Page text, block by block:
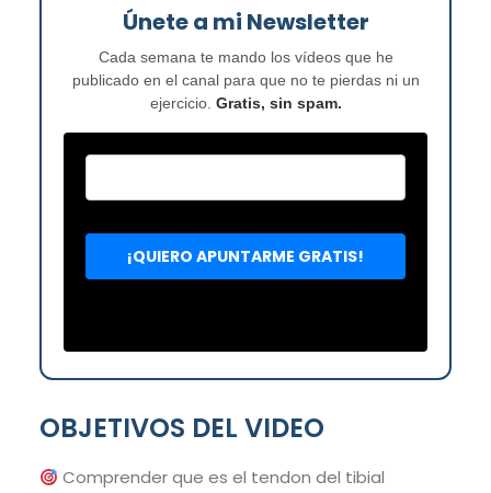
Únete a mi Newsletter
Cada semana te mando los vídeos que he
publicado en el canal para que no te pierdas ni un
ejercicio. Gratis, sin spam.
OBJETIVOS DEL VIDEO
Comprender que es el tendon del tibial